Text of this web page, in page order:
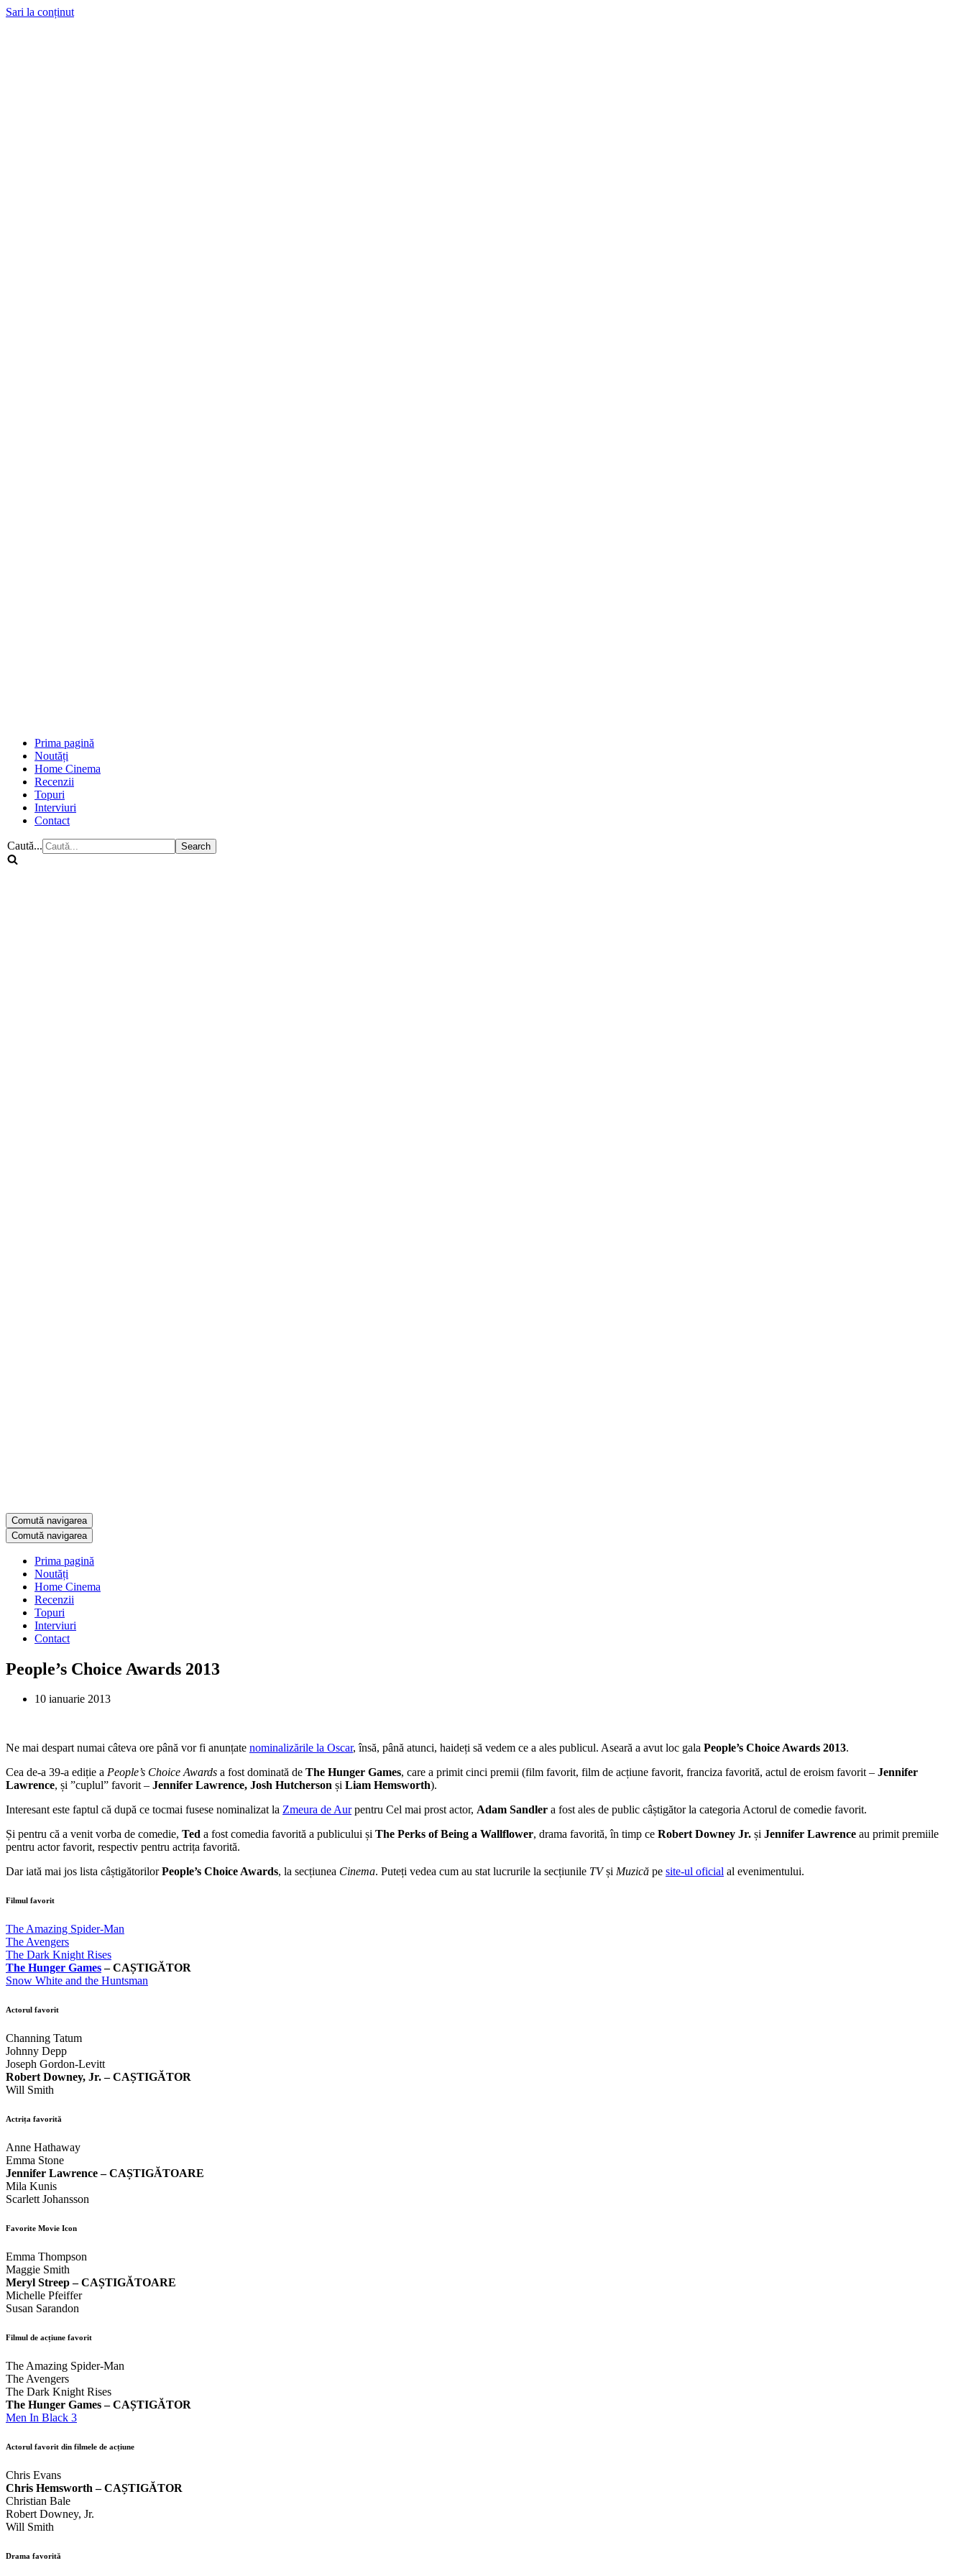
Sari la conținut
Prima pagină
Noutăți
Home Cinema
Recenzii
Topuri
Interviuri
Contact
Caută...
Comută navigarea
Comută navigarea
Prima pagină
Noutăți
Home Cinema
Recenzii
Topuri
Interviuri
Contact
People’s Choice Awards 2013
10 ianuarie 2013
Ne mai despart numai câteva ore până vor fi anunțate nominalizările la Oscar, însă, până atunci, haideți să vedem ce a ales publicul. Aseară a avut loc gala People’s Choice Awards 2013.
Cea de-a 39-a ediție a People’s Choice Awards a fost dominată de The Hunger Games, care a primit cinci premii (film favorit, film de acțiune favorit, franciza favorită, actul de eroism favorit – Jennifer
Lawrence, și ”cuplul” favorit – Jennifer Lawrence, Josh Hutcherson și Liam Hemsworth).
Interesant este faptul că după ce tocmai fusese nominalizat la Zmeura de Aurpentru Cel mai prost actor, Adam Sandler a fost ales de public câștigător la categoria Actorul de comedie favorit.
Și pentru că a venit vorba de comedie, Ted a fost comedia favorită a publicului și The Perks of Being a Wallflower, drama favorită, în timp ce Robert Downey Jr. și Jennifer Lawrence au primit premiile
pentru actor favorit, respectiv pentru actrița favorită.
Dar iată mai jos lista câștigătorilorPeople’s Choice Awards, la secțiunea Cinema. Puteți vedea cum au stat lucrurile la secțiunile TVși Muzică pe site-ul oficial al evenimentului.
Filmul favorit
The Amazing Spider-Man
The Avengers
The Dark Knight Rises
The Hunger Games– CAȘTIGĂTOR
Snow White and the Huntsman
Actorul favorit
Channing Tatum
Johnny Depp
Joseph Gordon-Levitt
Robert Downey, Jr. – CAȘTIGĂTOR
Will Smith
Actrița favorită
Anne Hathaway
Emma Stone
Jennifer Lawrence – CAȘTIGĂTOARE
Mila Kunis
Scarlett Johansson
Favorite Movie Icon
Emma Thompson
Maggie Smith
Meryl Streep – CAȘTIGĂTOARE
Michelle Pfeiffer
Susan Sarandon
Filmul de acțiune favorit
The Amazing Spider-Man
The Avengers
The Dark Knight Rises
The Hunger Games – CAȘTIGĂTOR
Men In Black 3
Actorul favorit din filmele de acțiune
Chris Evans
Chris Hemsworth – CAȘTIGĂTOR
Christian Bale
Robert Downey, Jr.
Will Smith
Drama favorită